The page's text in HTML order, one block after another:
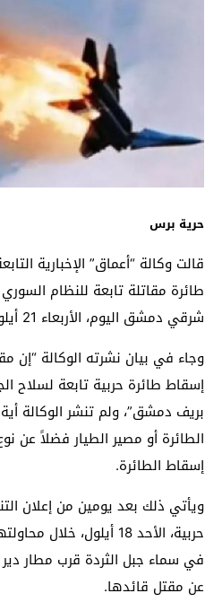
حرية برس
قالت وكالة “أعماق” الإخبارية
طائرة مقاتلة تابعة للنظام
شرقي دمشق اليوم، الأربعاء 21 أيلول.
وجاء في بيان نشرته الوكالة “إن
إسقاط طائرة حربية تابعة لسلاح
بريف دمشق”، ولم تنشر الوكالة
الطائرة أو مصير الطيار فضلاً عن
إسقاط الطائرة.
ويأتي ذلك بعد يومين من إعلان
حربية، الأحد 18 أيلول،
في سماء جبل الثردة قرب مطار دير
عن مقتل قائدها.